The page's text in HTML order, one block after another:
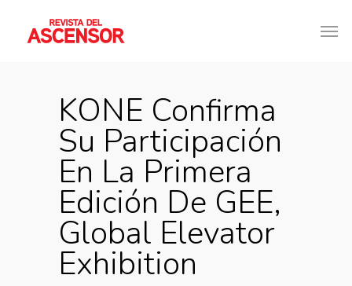
KONE Confirma
Su Participación
En La Primera
Edición De GEE,
Global Elevator
Exhibition